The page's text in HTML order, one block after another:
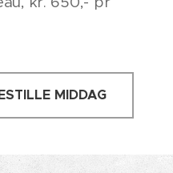
MIDDAG